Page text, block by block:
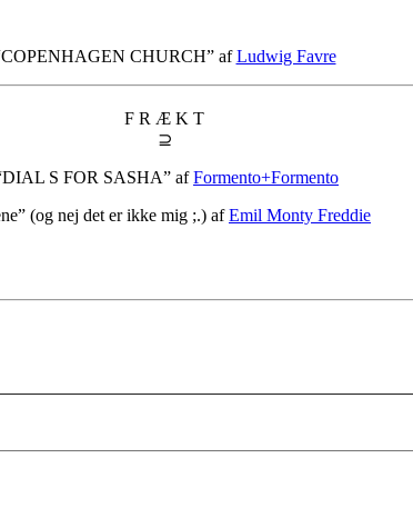
CHURCH” afLudwig Favre
F R Æ K T
⊇
S FOR SASHA” afFormento+Formento
(og nej det er ikke mig ;.) afEmil Monty Freddie